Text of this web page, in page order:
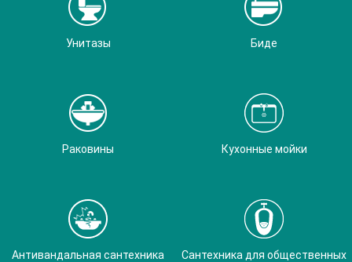
Унитазы Биде
Раковины Кухонные мойки
Антивандальная сантехника
Сантехника для общественных